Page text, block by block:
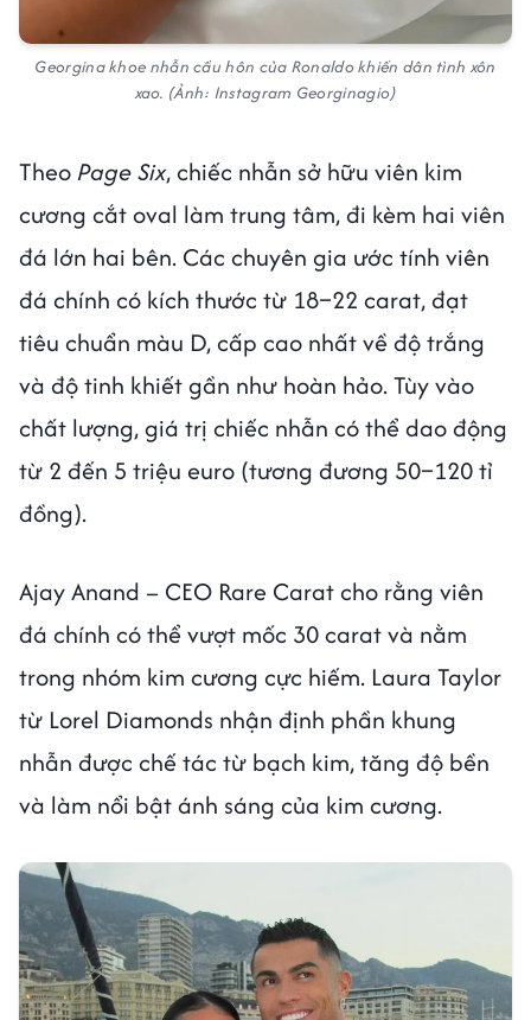
Georgina khoe nhẫn cầu hôn của Ronaldo khiến dân tình xôn
xao. (Ảnh: Instagram Georginagio)
Theo Page Six, chiếc nhẫn sở hữu viên kim
cương cắt oval làm trung tâm, đi kèm hai viên
đá lớn hai bên. Các chuyên gia ước tính viên
đá chính có kích thước từ 18–22 carat, đạt
tiêu chuẩn màu D, cấp cao nhất về độ trắng
và độ tinh khiết gần như hoàn hảo. Tùy vào
chất lượng, giá trị chiếc nhẫn có thể dao động
từ 2 đến 5 triệu euro (tương đương 50–120 tỉ
đồng).
Ajay Anand – CEO Rare Carat cho rằng viên
đá chính có thể vượt mốc 30 carat và nằm
trong nhóm kim cương cực hiếm. Laura Taylor
từ Lorel Diamonds nhận định phần khung
nhẫn được chế tác từ bạch kim, tăng độ bền
và làm nổi bật ánh sáng của kim cương.